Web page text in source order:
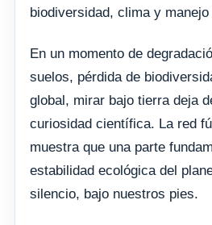
biodiversidad, clima y
En un momento de
suelos, pérdida de
global, mirar bajo tierra deja
curiosidad científica. La red
muestra que una parte
estabilidad ecológica del
silencio, bajo nuestros pies.